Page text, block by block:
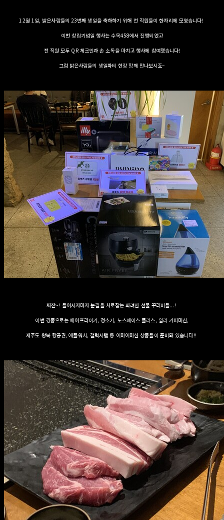
12월 1일, 밝은사람들의 23번째 생일을 축하하기 위해 전 직원들이 한자리에 모였습니다!
이번 창립기념일 행사는 수목458에서 진행되었고
전 직원 모두 QR 체크인과 손 소독을 마치고 행사에 참여했습니다!
그럼 밝은사람들의 생일파티 현장 함께 만나보시죠~
짜잔~! 들어서자마자 눈길을 사로잡는 화려한 선물 꾸러미들...!
이번 경품으로는 에어프라이기, 청소기, 노스페이스 플리스, 일리 커피머신,
제주도 왕복 항공권, 애플워치, 갤럭시탭 등 어마어마한 상품들이 준비돼 있습니다!!